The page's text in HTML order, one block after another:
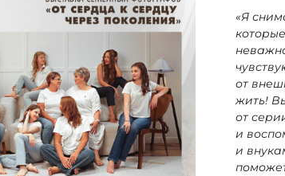
«Я
от
жить!
от
и
и